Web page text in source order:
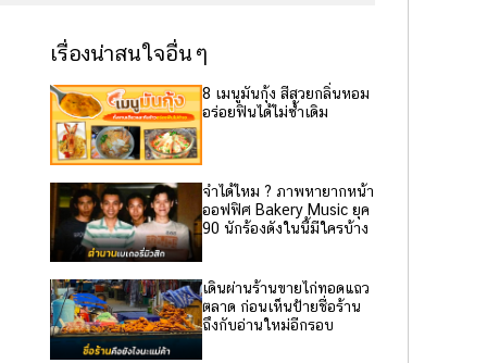
เรื่องน่าสนใจอื่นๆ
8 เมนูมันกุ้ง สีสวยกลิ่นหอม
อร่อยฟินได้ไม่ซ้ำเดิม
จำได้ไหม ? ภาพหายากหน้า
ออฟฟิศ Bakery Music ยุค
90 นักร้องดังในนี้มีใครบ้าง
เดินผ่านร้านขายไก่ทอดแถว
ตลาด ก่อนเห็นป้ายชื่อร้าน
ถึงกับอ่านใหม่อีกรอบ